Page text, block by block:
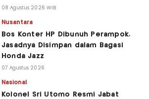
08 Agustus 2026 WIB
Nusantara
Bos Konter HP Dibunuh Perampok,
Jasadnya Disimpan dalam Bagasi
Honda Jazz
07 Agustus 2026
Nasional
Kolonel Sri Utomo Resmi Jabat